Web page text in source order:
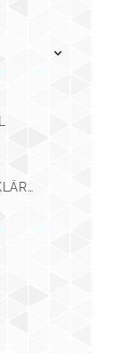
DATENSCHUTZERKLÄRUNG